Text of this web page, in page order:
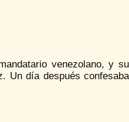
venezolano, y su
Un día después confesaba